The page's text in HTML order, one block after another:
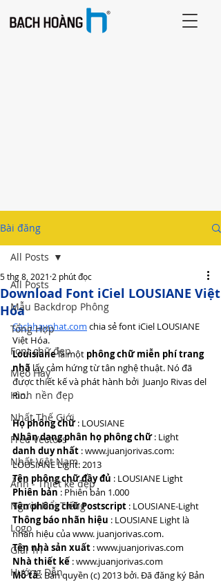
Bài đăng
All Posts
Mẫu Backdrop Phông
Tổng Hợp
Font chữ đẹp
Mẹo Hay
Hình nền đẹp
Nhất Thế Giới
Free Vectors
Nhất Việt Nam
Ảnh - Thiết kế đẹp
Người Nổi Tiếng
Logo
Giải Trí
Hướng Dẫn
All Posts
Download Font iCiel LOUSIANE Việt
Hóa
5 thg 8, 2021 2 phút đọc
Cachhaynhat.com chia sẻ font iCiel LOUSIANE
Việt Hóa.
Louisiane là một phông chữ miễn phí trang
nhã lấy cảm hứng từ tân nghệ thuật. Nó đã
được thiết kế và phát hành bởi  JuanJo Rivas del
Rio.
Họ phông chữ : LOUSIANE
Nhận dạng phân họ phông chữ : Light
danh duy nhất : www.juanjorivas.com:
LOUSIANE Light: 2013
Tên phông chữ đầy đủ : LOUSIANE Light
Phiên bản : Phiên bản 1.000
Tên phông chữ Postscript : LOUSIANE-Light
Thông báo nhãn hiệu : LOUSIANE Light là
nhãn hiệu của www. juanjorivas.com.
Tên nhà sản xuất : www.juanjorivas.com
Nhà thiết kế : www.juanjorivas.com
Mô tả : Bản quyền (c) 2013 bởi. Đã đăng ký Bản